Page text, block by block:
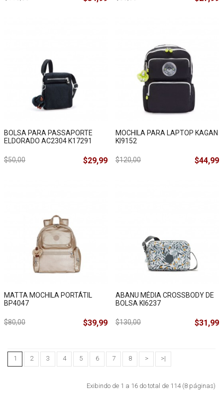
BOLSA PARA PASSAPORTE
ELDORADO AC2304 K17291
$50,00 $29,99
MOCHILA PARA LAPTOP KAGAN
KI9152
$120,00 $44,99
MATTA MOCHILA PORTÁTIL
BP4047
$80,00 $39,99
ABANU MÉDIA CROSSBODY DE
BOLSA KI6237
$130,00 $31,99
1 2 3 4 5 6 7 8 > >|
Exibindo de 1 a 16 do total de 114 (8 páginas)